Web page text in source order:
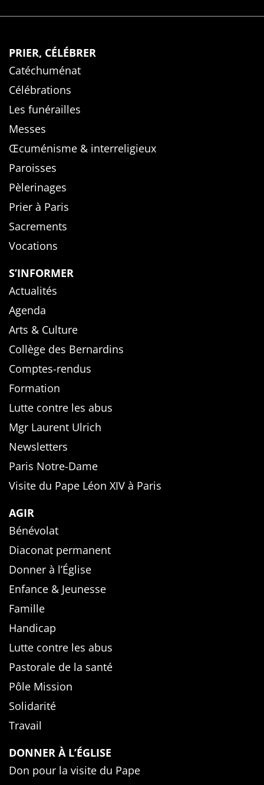
PRIER, CÉLÉBRER
Catéchuménat
Célébrations
Les funérailles
Messes
Œcuménisme & interreligieux
Paroisses
Pèlerinages
Prier à Paris
Sacrements
Vocations
S’INFORMER
Actualités
Agenda
Arts & Culture
Collège des Bernardins
Comptes-rendus
Formation
Lutte contre les abus
Mgr Laurent Ulrich
Newsletters
Paris Notre-Dame
Visite du Pape Léon XIV à Paris
AGIR
Bénévolat
Diaconat permanent
Donner à l’Église
Enfance & Jeunesse
Famille
Handicap
Lutte contre les abus
Pastorale de la santé
Pôle Mission
Solidarité
Travail
DONNER À L’ÉGLISE
Don pour la visite du Pape